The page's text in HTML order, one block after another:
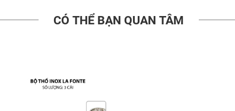
CÓ THỂ BẠN QUAN TÂM